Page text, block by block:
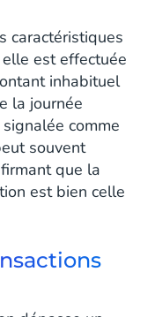
caractéristiques
est effectuée
inhabituel
la journée
comme
souvent
que la
est bien celle